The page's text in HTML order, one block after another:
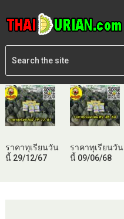
ราคาทุเรียนวัน
นี้ 29/12/67
ราคาทุเรียนวัน
นี้ 09/06/68